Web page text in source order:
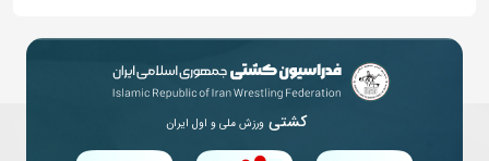
کشتی ورزش ملی و اول ایران